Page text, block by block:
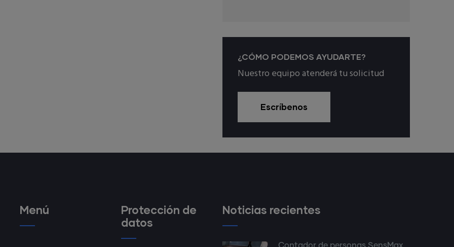
¿CÓMO PODEMOS AYUDARTE?
Nuestro equipo atenderá tu solicitud
Escríbenos
Menú
Protección de
datos
Noticias recientes